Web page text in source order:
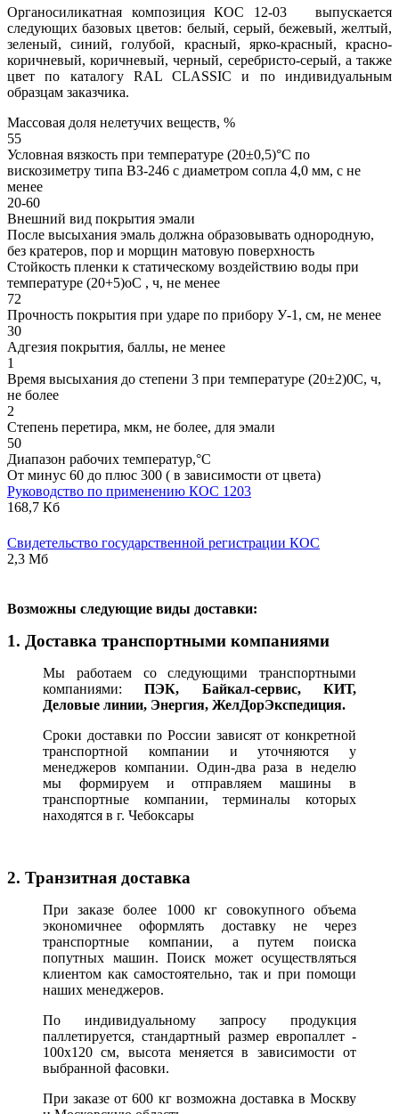
Органосиликатная композиция КОС 12-03 выпускается
следующих базовых цветов: белый, серый, бежевый, желтый,
зеленый, синий, голубой, красный, ярко-красный, красно-
коричневый, коричневый, черный, серебристо-серый, а также
цвет по каталогу RAL CLASSIC и по индивидуальным
образцам заказчика.
Массовая доля нелетучих веществ, %
55
Условная вязкость при температуре (20±0,5)°С по
вискозиметру типа ВЗ-246 с диаметром сопла 4,0 мм, с не
менее
20-60
Внешний вид покрытия эмали
После высыхания эмаль должна образовывать однородную,
без кратеров, пор и морщин матовую поверхность
Стойкость пленки к статическому воздействию воды при
температуре (20+5)оС , ч, не менее
72
Прочность покрытия при ударе по прибору У-1, см, не менее
30
Адгезия покрытия, баллы, не менее
1
Время высыхания до степени 3 при температуре (20±2)0С, ч,
не более
2
Степень перетира, мкм, не более, для эмали
50
Диапазон рабочих температур,°С
От минус 60 до плюс 300 ( в зависимости от цвета)
Руководство по применению КОС 1203
168,7 Кб
Свидетельство государственной регистрации КОС
2,3 Мб
Возможны следующие виды доставки:
1. Доставка транспортными компаниями
Мы работаем со следующими транспортными
компаниями:ПЭК, Байкал-сервис, КИТ,
Деловые линии, Энергия, ЖелДорЭкспедиция.
Сроки доставки по России зависят от конкретной
транспортной компании и уточняются у
менеджеров компании. Один-два раза в неделю
мы формируем и отправляем машины в
транспортные компании, терминалы которых
находятся в г. Чебоксары
2. Транзитная доставка
При заказе более 1000 кг совокупного объема
экономичнее оформлять доставку не через
транспортные компании, а путем поиска
попутных машин. Поиск может осуществляться
клиентом как самостоятельно, так и при помощи
наших менеджеров.
По индивидуальному запросу продукция
паллетируется, стандартный размер европаллет -
100х120 см, высота меняется в зависимости от
выбранной фасовки.
При заказе от 600 кг возможна доставка в Москву